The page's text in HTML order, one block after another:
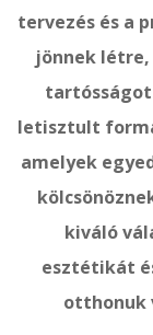
tervezés és a
jönnek
tartósságot
letisztult
amelyek
kiváló
esztétikát
otthonuk